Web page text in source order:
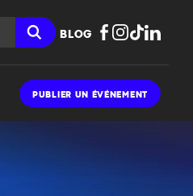
BLOG
PUBLIER UN ÉVÉNEMENT